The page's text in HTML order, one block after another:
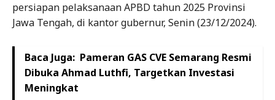
persiapan pelaksanaan APBD tahun 2025 Provinsi
Jawa Tengah, di kantor gubernur, Senin (23/12/2024).
Baca Juga: Pameran GAS CVE Semarang Resmi
Dibuka Ahmad Luthfi, Targetkan Investasi
Meningkat